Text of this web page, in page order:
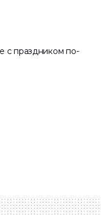
с праздником по-